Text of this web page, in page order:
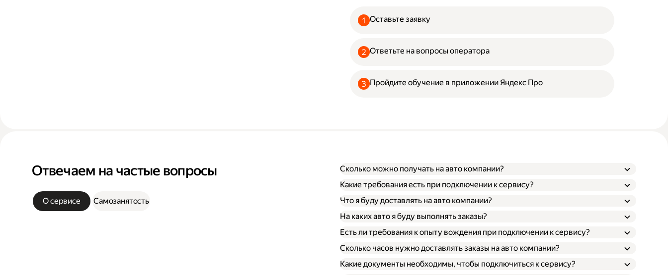
Оставьте заявку
Ответьте на вопросы оператора
Пройдите обучение в приложении Яндекс Про
Отвечаем на частые вопросы
О сервисе Самозанятость
Сколько можно получать на авто компании?
Какие требования есть при подключении к сервису?
Что я буду доставлять на авто компании?
На каких авто я буду выполнять заказы?
Есть ли требования к опыту вождения при подключении к сервису?
Сколько часов нужно доставлять заказы на авто компании?
Какие документы необходимы, чтобы подключиться к сервису?